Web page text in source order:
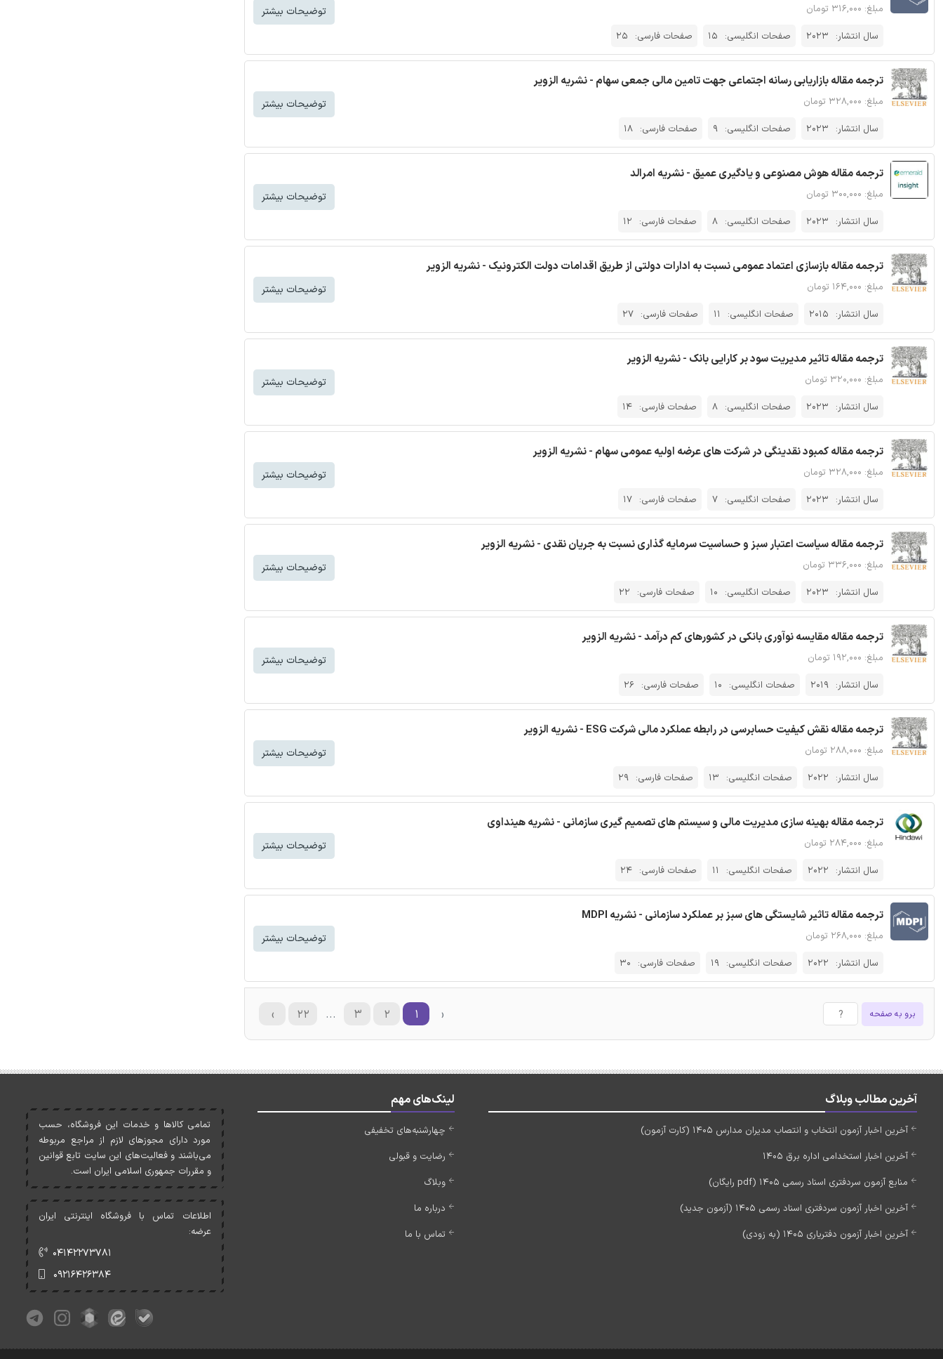
مبلغ: ۳۱۶,۰۰۰ تومان
سال انتشار: 2023 صفحات انگلیسی: 15 صفحات فارسی: 25
توضیحات بیشتر
ترجمه مقاله بازاریابی رسانه اجتماعی جهت تامین مالی جمعی سهام - نشریه الزویر
مبلغ: ۳۲۸,۰۰۰ تومان
سال انتشار: 2023 صفحات انگلیسی: 9 صفحات فارسی: 18
توضیحات بیشتر
ترجمه مقاله هوش مصنوعی و یادگیری عمیق - نشریه امرالد
مبلغ: ۳۰۰,۰۰۰ تومان
سال انتشار: 2023 صفحات انگلیسی: 8 صفحات فارسی: 12
توضیحات بیشتر
ترجمه مقاله بازسازی اعتماد عمومی نسبت به ادارات دولتی از طریق اقدامات دولت الکترونیک - نشریه الزویر
مبلغ: ۱۶۴,۰۰۰ تومان
سال انتشار: 2015 صفحات انگلیسی: 11 صفحات فارسی: 27
توضیحات بیشتر
ترجمه مقاله تاثیر مدیریت سود بر کارایی بانک - نشریه الزویر
مبلغ: ۳۲۰,۰۰۰ تومان
سال انتشار: 2023 صفحات انگلیسی: 8 صفحات فارسی: 14
توضیحات بیشتر
ترجمه مقاله کمبود نقدینگی در شرکت های عرضه اولیه عمومی سهام - نشریه الزویر
مبلغ: ۳۲۸,۰۰۰ تومان
سال انتشار: 2023 صفحات انگلیسی: 7 صفحات فارسی: 17
توضیحات بیشتر
ترجمه مقاله سیاست اعتبار سبز و حساسیت سرمایه گذاری نسبت به جریان نقدی - نشریه الزویر
مبلغ: ۳۳۶,۰۰۰ تومان
سال انتشار: 2023 صفحات انگلیسی: 10 صفحات فارسی: 22
توضیحات بیشتر
ترجمه مقاله مقایسه نوآوری بانکی در کشورهای کم درآمد - نشریه الزویر
مبلغ: ۱۹۲,۰۰۰ تومان
سال انتشار: 2019 صفحات انگلیسی: 10 صفحات فارسی: 26
توضیحات بیشتر
ترجمه مقاله نقش کیفیت حسابرسی در رابطه عملکرد مالی شرکت ESG - نشریه الزویر
مبلغ: ۲۸۸,۰۰۰ تومان
سال انتشار: 2022 صفحات انگلیسی: 13 صفحات فارسی: 29
توضیحات بیشتر
ترجمه مقاله بهینه سازی مدیریت مالی و سیستم های تصمیم گیری سازمانی - نشریه هینداوی
مبلغ: ۲۸۴,۰۰۰ تومان
سال انتشار: 2022 صفحات انگلیسی: 11 صفحات فارسی: 24
توضیحات بیشتر
ترجمه مقاله تاثیر شایستگی های سبز بر عملکرد سازمانی - نشریه MDPI
مبلغ: ۲۶۸,۰۰۰ تومان
سال انتشار: 2022 صفحات انگلیسی: 19 صفحات فارسی: 30
توضیحات بیشتر
برو به صفحه ‹ ۱ ۲ ۳ ... ۲۲ ›
آخرین مطالب وبلاگ
آخرین اخبار آزمون انتخاب و انتصاب مدیران مدارس 1405 (کارت آزمون)
آخرین اخبار استخدامی اداره برق 1405
منابع آزمون سردفتری اسناد رسمی 1405 (pdf رایگان)
آخرین اخبار آزمون سردفتری اسناد رسمی 1405 (آزمون جدید)
آخرین اخبار آزمون دفتریاری 1405 (به زودی)
لینک‌های مهم
چهارشنبه‌های تخفیفی
رضایت و قبولی
وبلاگ
درباره ما
تماس با ما
تمامی کالاها و خدمات اين فروشگاه، حسب
مورد دارای مجوزهای لازم از مراجع مربوطه
می‌باشند و فعاليت‌های اين سايت تابع قوانين
و مقررات جمهوری اسلامی ايران است.
اطلاعات تماس با فروشگاه اینترنتی ایران
عرضه:
۰۴۱۴۲۲۷۳۷۸۱
۰۹۲۱۶۴۲۶۳۸۴